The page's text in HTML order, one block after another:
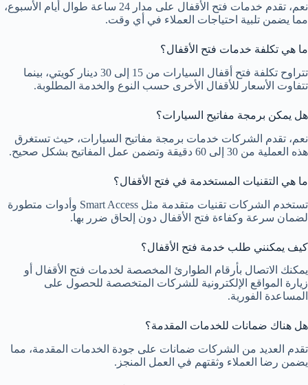
نعم، تقدم خدمات فتح الأقفال على مدار 24 ساعة طوال أيام الأسبوع،
مما يضمن تلبية احتياجات العملاء في أي وقت.
ما هي تكلفة خدمات فتح الأقفال؟
تتراوح تكلفة فتح أقفال السيارات من 15 إلى 30 دينار كويتي، بينما
تتفاوت الأسعار للأقفال الأخرى حسب النوع والخدمة المطلوبة.
هل يمكن برمجة مفاتيح السيارات؟
نعم، تقدم الشركات خدمات برمجة مفاتيح السيارات، حيث تستغرق
هذه العملية من 30 إلى 60 دقيقة وتضمن عمل المفاتيح بشكل صحيح.
ما هي التقنيات المستخدمة في فتح الأقفال؟
تستخدم الشركات تقنيات متقدمة مثل Smart Access وأدوات متطورة
لضمان سرعة وكفاءة فتح الأقفال دون إلحاق ضرر بها.
كيف يمكنني طلب خدمة فتح الأقفال؟
يمكنك الاتصال بأرقام الطوارئ المخصصة لخدمات فتح الأقفال أو
زيارة المواقع الإلكترونية للشركات المتخصصة للحصول على
المساعدة الفورية.
هل هناك ضمانات للخدمات المقدمة؟
تقدم العديد من الشركات ضمانات على جودة الخدمات المقدمة، مما
يضمن رضا العملاء وثقتهم في العمل المنجز.